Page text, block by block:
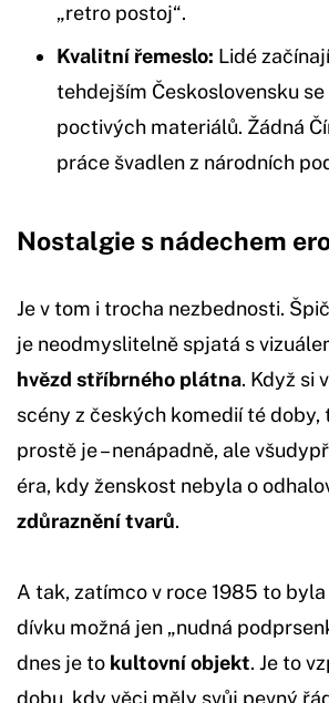
„retro postoj“.
Kvalitní řemeslo: Lidé
tehdejším Československu
poctivých materiálů. Žádná
práce švadlen z národních
Nostalgie s nádechem
Je v tom i trocha nezbednosti.
je neodmyslitelně spjatá s
hvězd stříbrného plátna. Když si
scény z českých komedií té
prostě je – nenápadně, ale
éra, kdy ženskost nebyla o
zdůraznění tvarů.
A tak, zatímco v roce 1985 to
dívku možná jen „nudná
dnes je to kultovní objekt. Je to
dobu, kdy věci měly svůj pevný